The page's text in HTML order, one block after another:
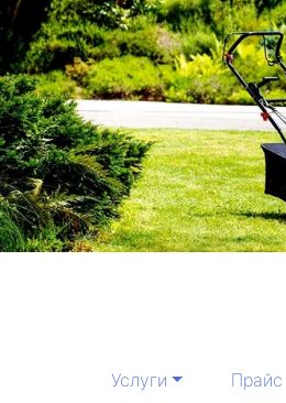
Услуги Прайс